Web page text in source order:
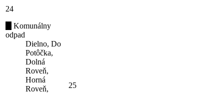
24
Komunálny
odpad
Dielno, Do
Potôčka,
Dolná
Roveň,
Horná
Roveň,
25